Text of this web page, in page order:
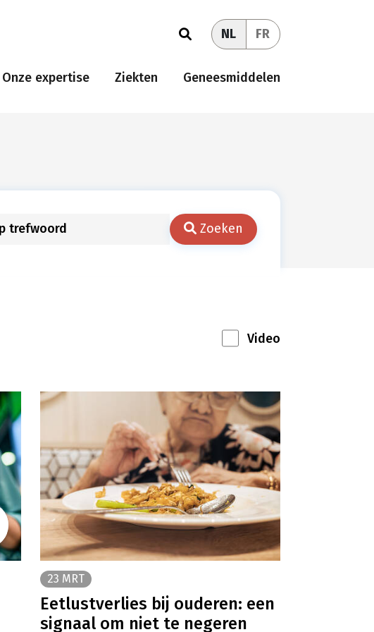
NL FR
Onze expertise Ziekten Geneesmiddelen
Zoeken
Video
23 MRT
Eetlustverlies bij ouderen: een
signaal om niet te negeren